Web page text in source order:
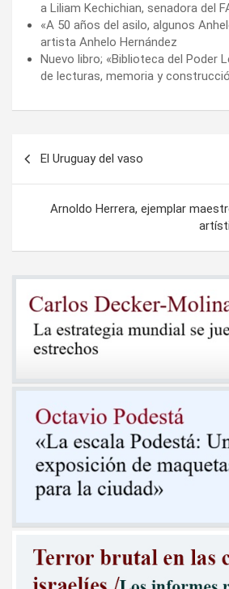
a Liliam Kechichian, senadora del
«A 50 años del asilo, algunos
artista Anhelo Hernández
Nuevo libro; «Biblioteca del Poder
de lecturas, memoria y
entradas
El Uruguay del vaso
Arnoldo Herrera, ejemplar